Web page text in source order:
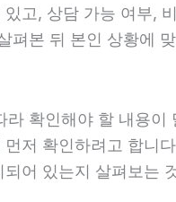
고, 상담 가능 여부,
펴본 뒤 본인 상황에
확인해야 할 내용
저 확인하려고 합니
어 있는지 살펴보는